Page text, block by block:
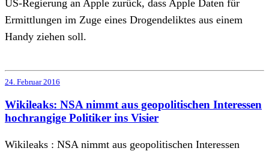
US-Regierung an Apple zurück, dass Apple Daten für
Ermittlungen im Zuge eines Drogendeliktes aus einem
Handy ziehen soll.
24. Februar 2016
Wikileaks: NSA nimmt aus geopolitischen Interessen
hochrangige Politiker ins Visier
Wikileaks : NSA nimmt aus geopolitischen Interessen